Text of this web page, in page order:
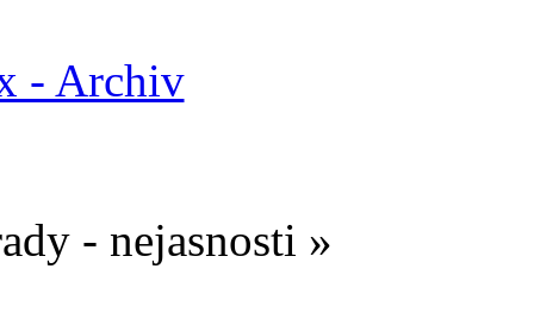
- Archiv
- nejasnosti »